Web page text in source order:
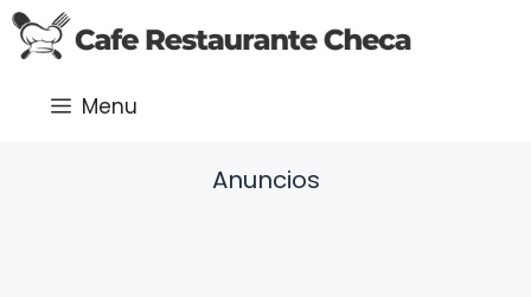
Saltar
al
Menu
Anuncios